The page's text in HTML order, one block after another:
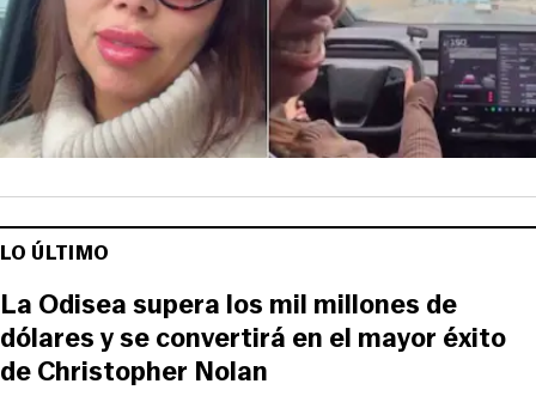
LO ÚLTIMO
La Odisea supera los mil millones de
dólares y se convertirá en el mayor éxito
de Christopher Nolan